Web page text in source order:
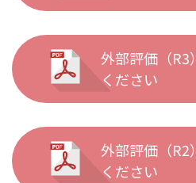
外部評価（R3
ください
外部評価（R2
ください